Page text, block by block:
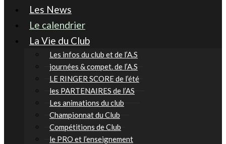
Les News
Le calendrier
La Vie du Club
Les infos du club et de l’A.S
journées & compet. de l’A.S
LE RINGER SCORE de l’été
les PARTENAIRES de l’AS
Les animations du club
Championnat du Club
Compétitions de Club
le PRO et l’enseignement